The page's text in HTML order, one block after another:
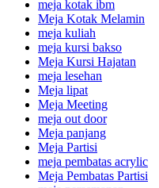
meja kotak ibm
Meja Kotak Melamin
meja kuliah
meja kursi bakso
Meja Kursi Hajatan
meja lesehan
Meja lipat
Meja Meeting
meja out door
Meja panjang
Meja Partisi
meja pembatas acrylic
Meja Pembatas Partisi